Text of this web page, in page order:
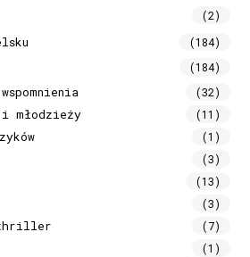
(2)
(184)
(184)
(32)
młodzieży (11)
(1)
(3)
(13)
(3)
thriller (7)
(1)